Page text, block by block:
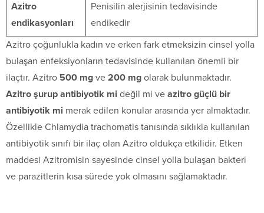
Azitro
endikasyonları
Penisilin alerjisinin tedavisinde
endikedir
Azitro çoğunlukla kadın ve erken fark etmeksizin cinsel yolla
bulaşan enfeksiyonların tedavisinde kullanılan önemli bir
ilaçtır. Azitro 500 mg ve 200 mg olarak bulunmaktadır.
Azitro şurup antibiyotik mi değil mi ve azitro güçlü bir
antibiyotik mi merak edilen konular arasında yer almaktadır.
Özellikle Chlamydia trachomatis tanısında sıklıkla kullanılan
antibiyotik sınıfı bir ilaç olan Azitro oldukça etkilidir. Etken
maddesi Azitromisin sayesinde cinsel yolla bulaşan bakteri
ve parazitlerin kısa sürede yok olmasını sağlamaktadır.